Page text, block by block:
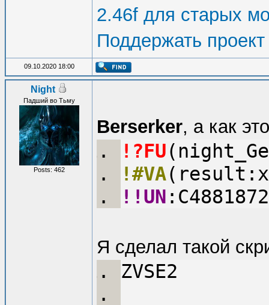
2.46f для старых
Поддержать проект
09.10.2020 18:00
Night
Падший во Тьму
Posts: 462
Berserker, а как
!?FU
!#VA
!!UN :C4881872
Я сделал такой
ZVSE2